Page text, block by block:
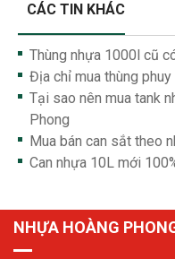
CÁC TIN KHÁC
Thùng nhựa 1000l cũ
Địa chỉ mua thùng
Tại sao nên mua tank
Phong
Mua bán can sắt theo
Can nhựa 10L mới
NHỰA HOÀNG